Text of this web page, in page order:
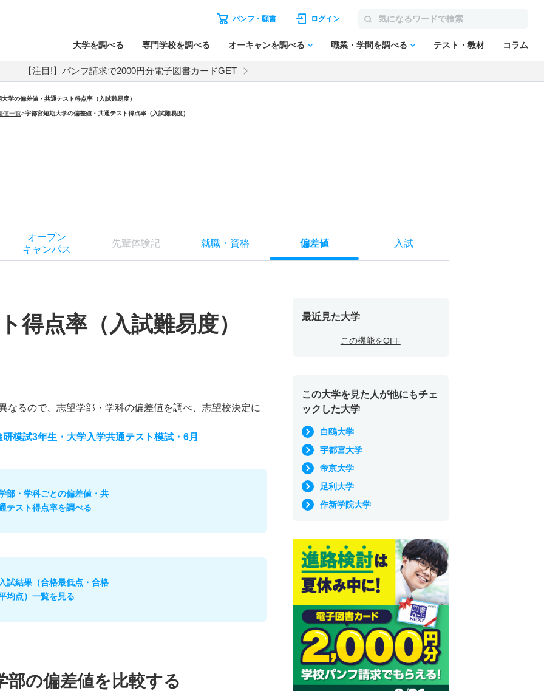
パンフ・願書 ログイン
大学を調べる 専門学校を調べる オーキャンを調べる 職業・学問を調べる テスト・教材 コラム
【注目!】パンフ請求で2000円分電子図書カードGET
学の偏差値・共通テスト得点率（入試難易度）
値一覧>宇都宮短期大学の偏差値・共通テスト得点率（入試難易度）
オープン
キャンパス
先輩体験記 就職・ 資格 偏差値 入試
得点率（入試難易度）
なるので、志望学部・学科の偏差値を調べ、志望校決定に
模試3年生・大学入学共通テスト模試・6月
部・学科ごとの偏差値・共
テスト得点率を調べる
入試結果（合格最低点・合格
均点）一覧を見る
部の偏差値を比較する
最近見た大学
この機能をOFF
この大学を見た人が他にもチェ
ックした大学
白鴎大学
宇都宮大学
帝京大学
足利大学
作新学院大学